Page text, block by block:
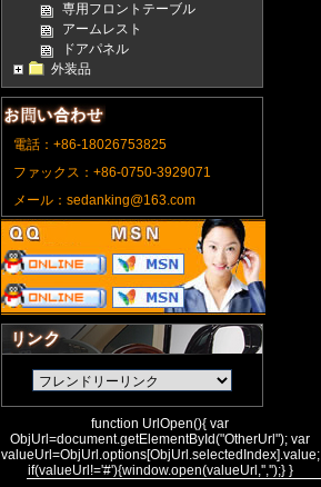
専用フロントテーブル
アームレスト
ドアパネル
外装品
電話：+86-18026753825
ファックス：+86-0750-3929071
メール：sedanking@163.com
function UrlOpen(){ var
ObjUrl=document.getElementById("OtherUrl"); var
valueUrl=ObjUrl.options[ObjUrl.selectedIndex].value;
if(valueUrl!='#'){window.open(valueUrl,'','');} }